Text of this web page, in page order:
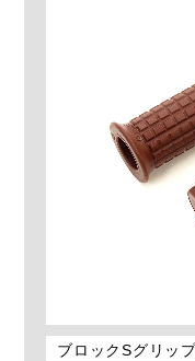
ブロックSグリッ